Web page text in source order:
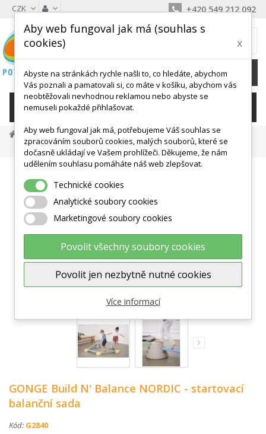
CZK +420 549 212 092
0 Kč
KATEGORIE
Látkové Padáky, Tunely, Hračky
Hry A Hračky
GONGE Build N' Balance NORDIC - Startovací Balanční Sada
Zobrazit větší
GONGE Build N' Balance NORDIC - startovací
balanční sada
Kód: G2840
Aby web fungoval jak má (souhlas s
cookies)
x
Abyste na stránkách rychle našli to, co hledáte, abychom
Vás poznali a pamatovali si, co máte v košíku, abychom vás
neobtěžovali nevhodnou reklamou nebo abyste se
nemuseli pokaždé přihlašovat.
Aby web fungoval jak má, potřebujeme Váš souhlas se
zpracováním souborů cookies, malých souborů, které se
dočasně ukládají ve Vašem prohlížeči. Děkujeme, že nám
udělením souhlasu pomáháte náš web zlepšovat.
Technické cookies
Analytické soubory cookies
Marketingové soubory cookies
Povolit všechny soubory cookies
Povolit jen nezbytně nutné cookies
Více informací